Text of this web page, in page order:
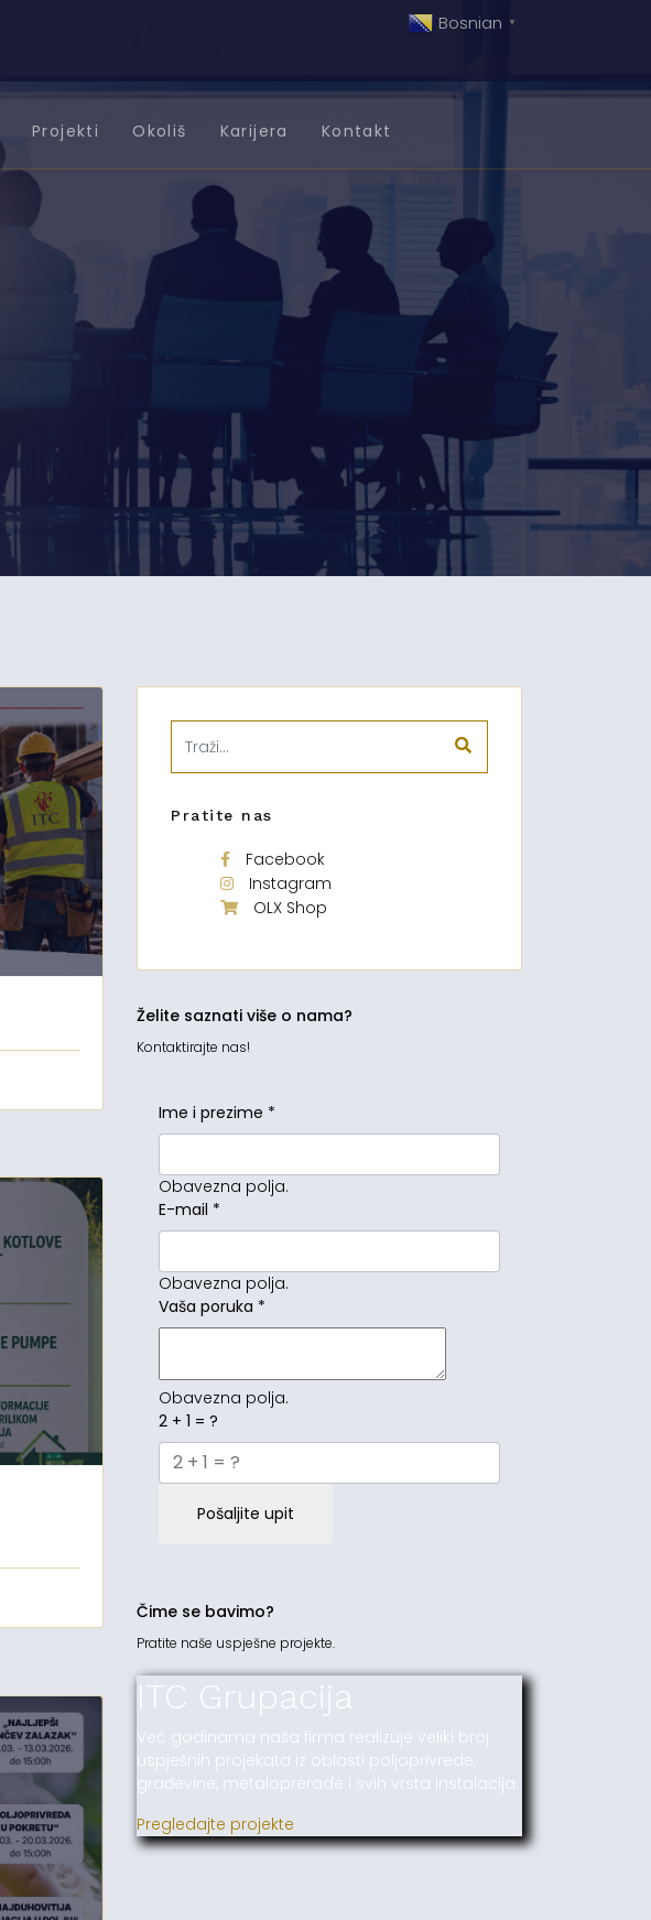
Bosnian ▼
Projekti Okoliš Karijera Kontakt
Pratite nas
Facebook
Instagram
OLX Shop
Želite saznati više o nama?
Kontaktirajte nas!
Ime i prezime *
Obavezna polja.
E-mail *
Obavezna polja.
Vaša poruka *
Obavezna polja.
2 + 1 = ?
Pošaljite upit
Čime se bavimo?
Pratite naše uspješne projekte.
ITC Grupacija
Već godinama naša firma realizuje veliki broj
uspješnih projekata iz oblasti poljoprivrede,
građevine, metaloprerade i svih vrsta instalacija.
Pregledajte projekte